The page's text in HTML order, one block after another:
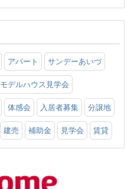
アパート サンデーあいづ
モデルハウス見学会
体感会 入居者募集 分譲地
建売 補助金 見学会 賃貸